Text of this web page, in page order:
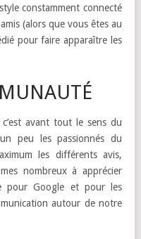
constamment connecté
(alors que vous êtes au
pour faire apparaître les
avant tout le sens du
peu les passionnés du
les différents avis,
nombreux à apprécier
pour Google et pour les
autour de notre